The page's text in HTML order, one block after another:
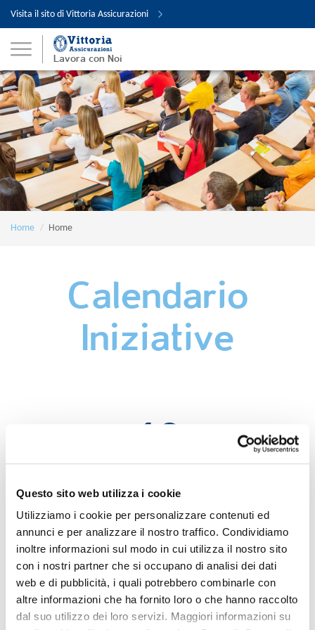
Questo sito web utilizza i cookie
Utilizziamo i cookie per personalizzare contenuti ed
annunci e per analizzare il nostro traffico. Condividiamo
inoltre informazioni sul modo in cui utilizza il nostro sito
con i nostri partner che si occupano di analisi dei dati
web e di pubblicità, i quali potrebbero combinarle con
altre informazioni che ha fornito loro o che hanno raccolto
dal suo utilizzo dei loro servizi. Maggiori informazioni su
Home Home
Calendario
Iniziative
Career Hub
Milano, Università Cattolica di Milano
AGGIUNGI AL CALENDARIO CONDIVIDI
Visita il sito di Vittoria Assicurazioni
Lavora con Noi